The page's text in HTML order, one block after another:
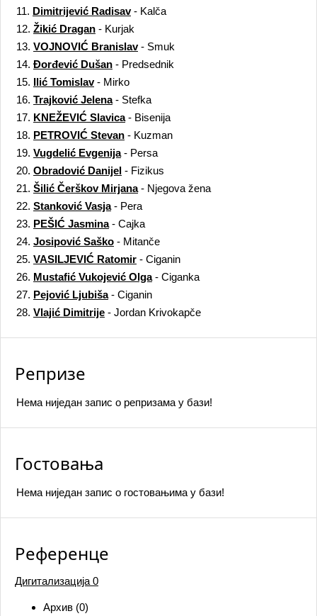
11. Dimitrijević Radisav- Kalča
12. Žikić Dragan - Kurjak
13. VOJNOVIĆ Branislav- Smuk
14. Đorđević Dušan - Predsednik
15. Ilić Tomislav- Mirko
16. Trajković Jelena- Stefka
17. KNEŽEVIĆ Slavica- Bisenija
18. PETROVIĆ Stevan - Kuzman
19. Vugdelić Evgenija- Persa
20. Obradović Danijel - Fizikus
21. Šilić Čerškov Mirjana- Njegova žena
22. Stanković Vasja- Pera
23. PEŠIĆ Jasmina- Cajka
24. Josipović Saško - Mitanče
25. VASILJEVIĆ Ratomir - Ciganin
26. Mustafić Vukojević Olga- Ciganka
27. Pejović Ljubiša- Ciganin
28. Vlajić Dimitrije - Jordan Krivokapče
Репризе
Нема ниједан запис o репризама у бази!
Гостовања
Нема ниједан запис o гостовањима у бази!
Референце
Дигитализација 0
Архив (0)